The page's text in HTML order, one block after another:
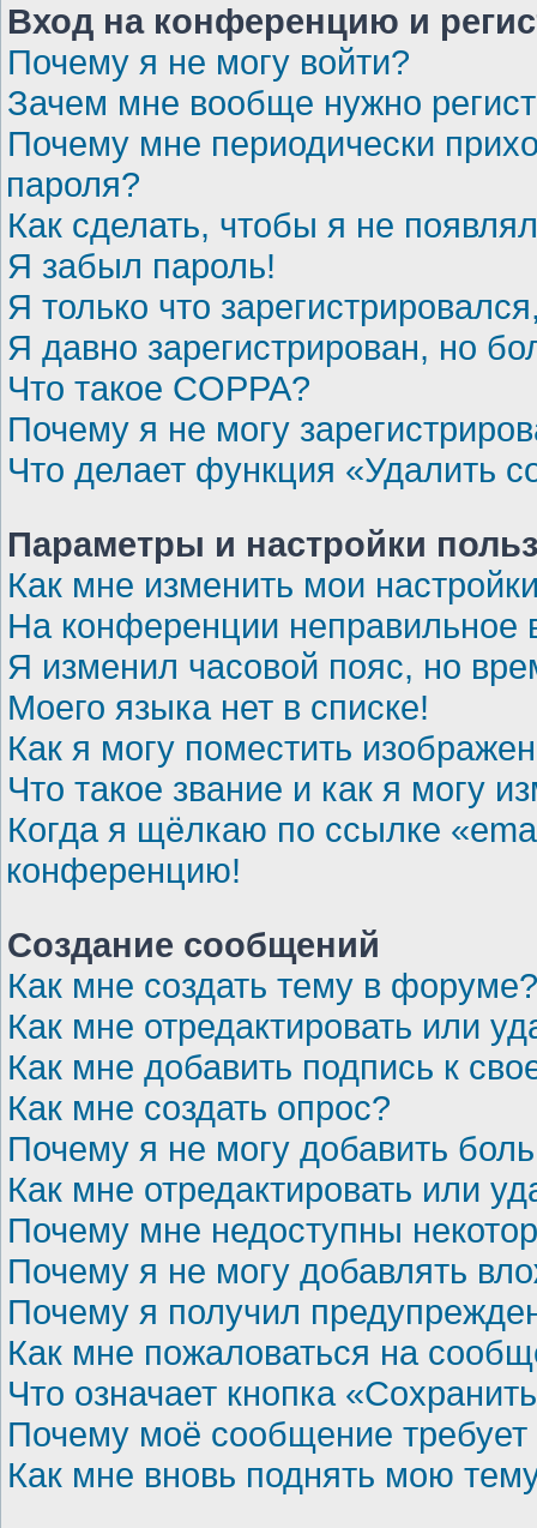
Вход на конференцию и
Почему я не могу войти?
Зачем мне вообще нужно
Почему мне периодически
пароля?
Как сделать, чтобы я не
Я забыл пароль!
Я только что
Я давно зарегистрирован, но
Что такое COPPA?
Почему я не могу
Что делает функция «Удалить
Параметры и настройки
Как мне изменить мои
На конференции неправильное
Я изменил часовой пояс, но
Моего языка нет в списке!
Как я могу поместить
Что такое звание и как я могу
Когда я щёлкаю по ссылке
конференцию!
Создание сообщений
Как мне создать тему в форуме?
Как мне отредактировать или
Как мне добавить подпись к
Как мне создать опрос?
Почему я не могу добавить
Как мне отредактировать или
Почему мне недоступны
Почему я не могу добавлять
Почему я получил
Как мне пожаловаться на
Что означает кнопка
Почему моё сообщение
Как мне вновь поднять мою